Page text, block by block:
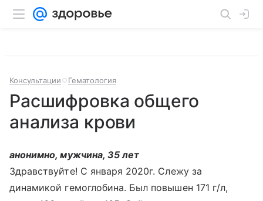
Консультации Гематология
Расшифровка общего
анализа крови
анонимно, мужчина, 35 лет
Здравствуйте! С января 2020г. Слежу за
динамикой гемоглобина. Был повышен 171 г/л,